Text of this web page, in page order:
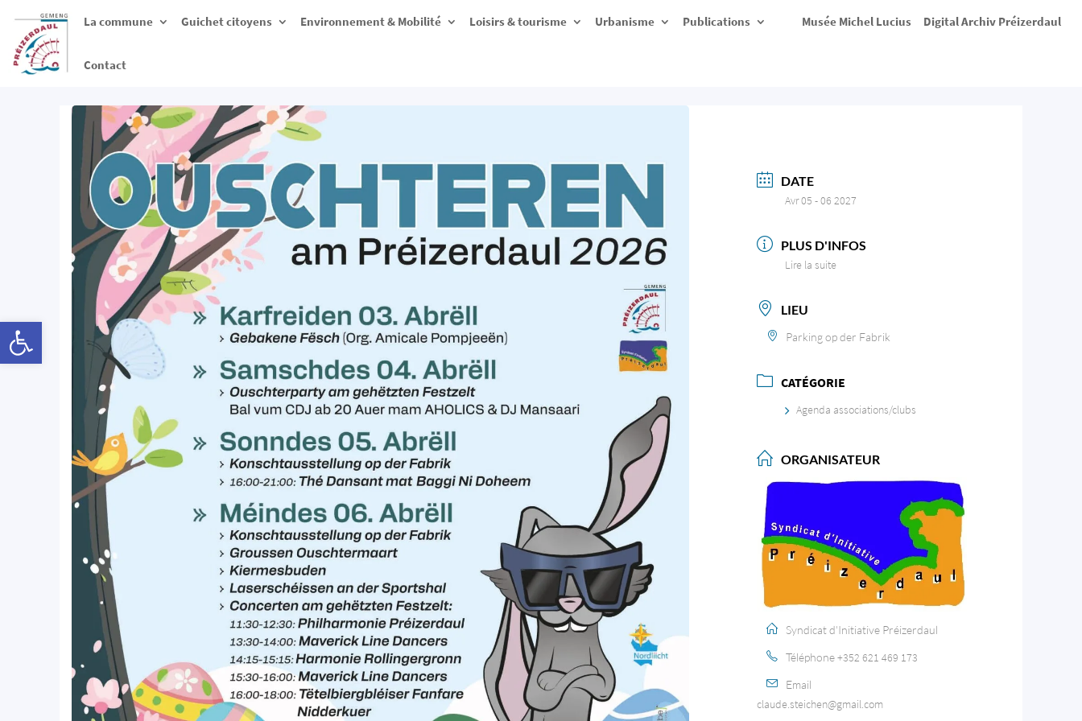
La commune Guichet citoyens Environnement & Mobilité Loisirs & tourisme Urbanisme Publications Musée Michel Lucius Digital Archiv Préizerdaul
Contact
DATE
Avr 05 - 06 2027
PLUS D'INFOS
Lire la suite
LIEU
Parking op der Fabrik
CATÉGORIE
Agenda associations/clubs
ORGANISATEUR
Syndicat d'Initiative Préizerdaul
Téléphone+352 621 469 173
Email
claude.steichen@gmail.com
Ouvrir la barre d’outils